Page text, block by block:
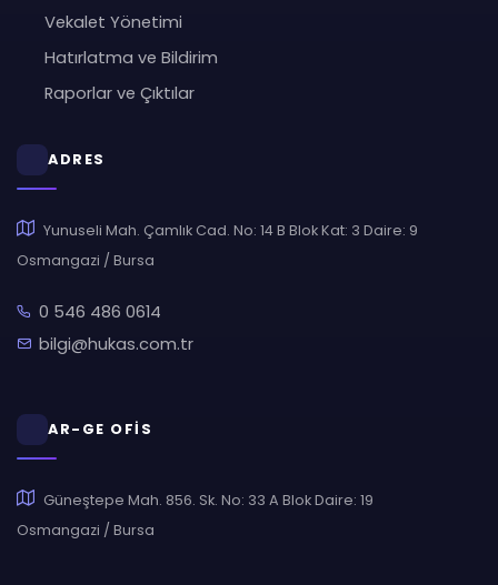
Vekalet Yönetimi
Hatırlatma ve Bildirim
Raporlar ve Çıktılar
ADRES
Yunuseli Mah. Çamlık Cad. No: 14 B Blok Kat: 3 Daire: 9
Osmangazi / Bursa
0 546 486 0614
bilgi@hukas.com.tr
AR-GE OFİS
Güneştepe Mah. 856. Sk. No: 33 A Blok Daire: 19
Osmangazi / Bursa